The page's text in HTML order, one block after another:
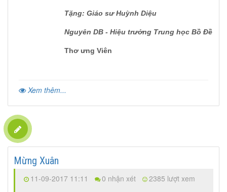
Tặng: Giáo sư Huỳnh Diệu
Nguyên DB - Hiệu trưởng Trung học Bồ Đề
Thơ ưng Viên
Xem thêm...
Mừng Xuân
11-09-2017 11:11 0 nhận xét 2385 lượt xem